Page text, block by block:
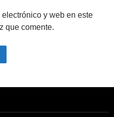
y web en este
que comente.